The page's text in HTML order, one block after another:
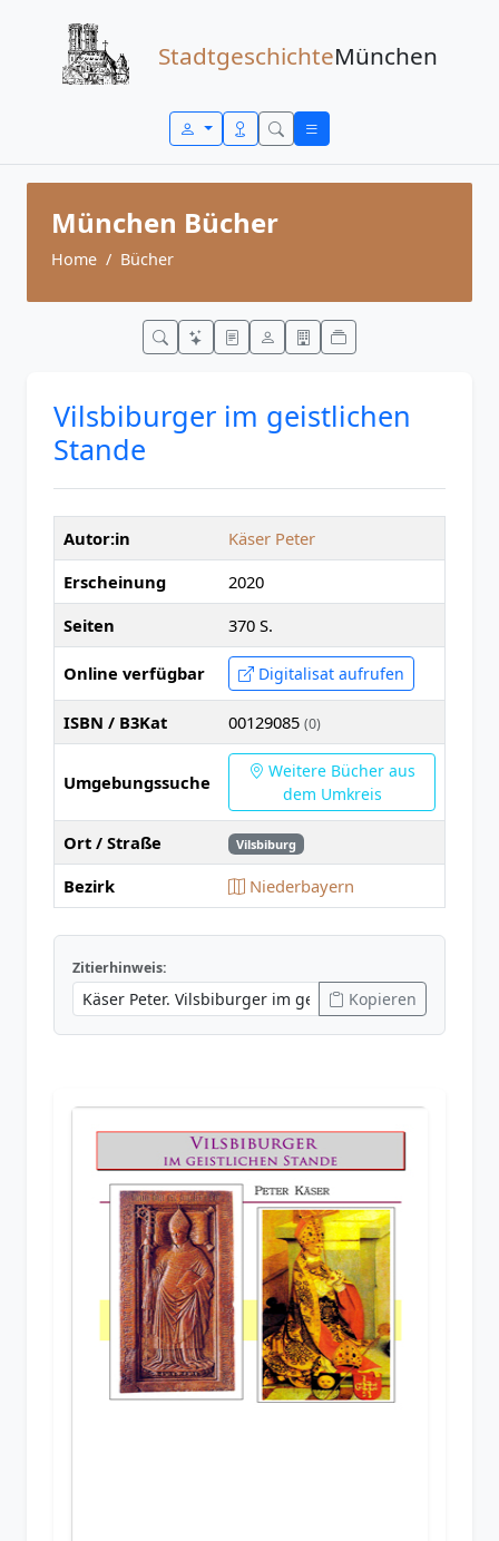
StadtgeschichteMünchen
München Bücher
Home Bücher
Vilsbiburger im geistlichen
Stande
Autor:in
Käser Peter
Erscheinung
2020
Seiten
370 S.
Online verfügbar Digitalisat aufrufen
ISBN / B3Kat 00129085 (0)
Umgebungssuche
Weitere Bücher aus
dem Umkreis
Ort / Straße Vilsbiburg
Bezirk Niederbayern
Zitierhinweis:
Kopieren